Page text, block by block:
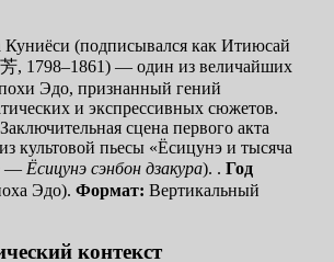
Куниёси (подписывался как Итиюсай
, 1798–1861) — один из величайших
Эдо, признанный гений
и экспрессивных сюжетов.
Заключительная сцена первого акта
культовой пьесы «Ёсицунэ и тысяча
— Ёсицунэ сэнбон дзакура). . Год
Эдо). Формат: Вертикальный
контекст